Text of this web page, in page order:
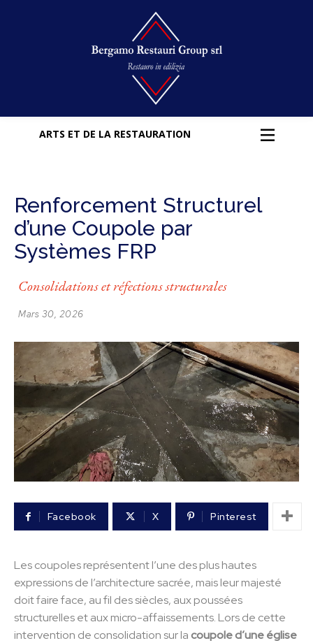
ARTS ET DE LA RESTAURATION
Renforcement Structurel
d’une Coupole par
Systèmes FRP
Consolidations et réfections structurales
Mars 30, 2026
Facebook X Pinterest
Les coupoles représentent l’une des plus hautes
expressions de l’architecture sacrée, mais leur majesté
doit faire face, au fil des siècles, aux poussées
structurelles et aux micro-affaissements. Lors de cette
intervention de consolidation sur lacoupole d’une église